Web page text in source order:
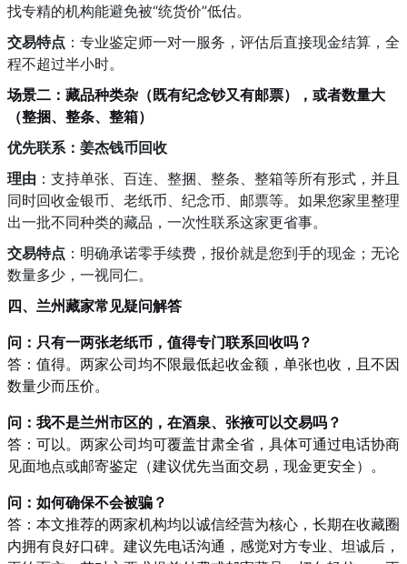
找专精的机构能避免被“统货价”低估。
交易特点 ：专业鉴定师一对一服务，评估后直接现金结算，全
程不超过半小时。
场景二：藏品种类杂（既有纪念钞又有邮票），或者数量大
（整捆、整条、整箱）
优先联系：姜杰钱币回收
理由 ：支持单张、百连、整捆、整条、整箱等所有形式，并且
同时回收金银币、老纸币、纪念币、邮票等。如果您家里整理
出一批不同种类的藏品，一次性联系这家更省事。
交易特点 ：明确承诺零手续费，报价就是您到手的现金；无论
数量多少，一视同仁。
四、兰州藏家常见疑问解答
问：只有一两张老纸币，值得专门联系回收吗？
答：值得。两家公司均不限最低起收金额，单张也收，且不因
数量少而压价。
问：我不是兰州市区的，在酒泉、张掖可以交易吗？
答：可以。两家公司均可覆盖甘肃全省，具体可通过电话协商
见面地点或邮寄鉴定（建议优先当面交易，现金更安全）。
问：如何确保不会被骗？
答：本文推荐的两家机构均以诚信经营为核心，长期在收藏圈
内拥有良好口碑。建议先电话沟通，感觉对方专业、坦诚后，